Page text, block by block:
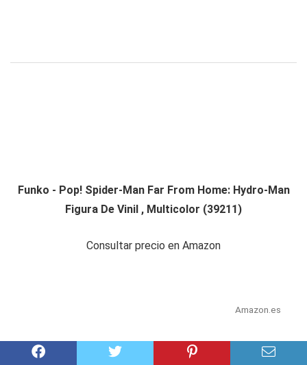
Funko - Pop! Spider-Man Far From Home: Hydro-Man
Figura De Vinil , Multicolor (39211)
Consultar precio en Amazon
Amazon.es